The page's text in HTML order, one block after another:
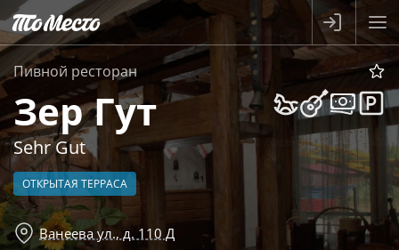
Пивной ресторан
Зер Гут
Sehr Gut
ОТКРЫТАЯ ТЕРРАСА
Ванеева ул., д. 110 Д